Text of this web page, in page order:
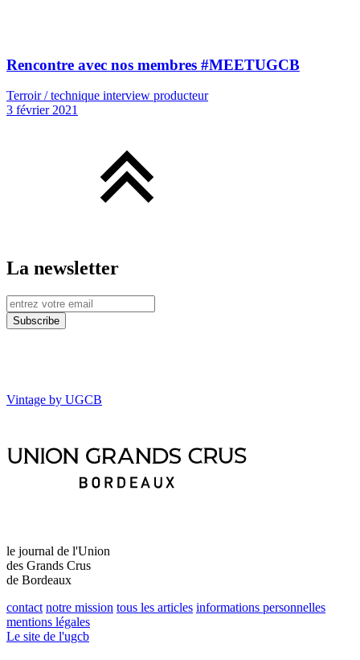
Rencontre avec nos membres #MEETUGCB
Terroir / technique interview producteur
3 février 2021
La newsletter
Vintage by UGCB
le journal de l'Union
des Grands Crus
de Bordeaux
contact notre mission tous les articles informations personnelles
mentions légales
Le site de l'ugcb